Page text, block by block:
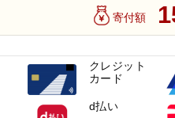
寄付額
クレジット
カード
d払い